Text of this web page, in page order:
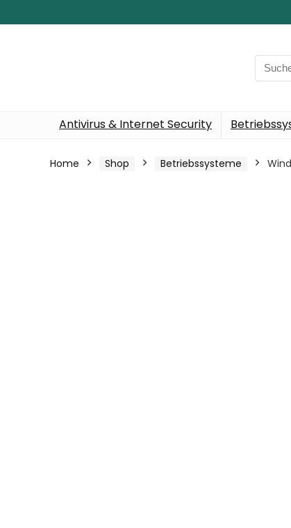
Search
for:
Antivirus & Internet Security
Home Shop Betriebssysteme